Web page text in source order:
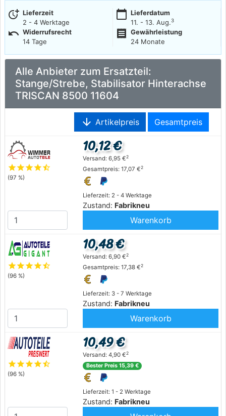
more_time Lieferzeit
2 - 4 Werktage
calendar_today Lieferdatum
11. - 13. Aug.3
undo Widerrufsrecht
14 Tage
receipt
Gewährleistung
24 Monate
Alle Anbieter zum Ersatzteil:
Stange/Strebe, Stabilisator Hinterachse
TRISCAN 8500 11604
arrow_downward Artikelpreis Gesamtpreis
starstarstarstarstar_half
(97 %)
Lieferzeit: 2 - 4 Werktage
Zustand: Fabrikneu
10,12 €
Versand: 6,95 €2
Gesamtpreis: 17,07 €2
Warenkorb
starstarstarstarstar_half
(96 %)
Lieferzeit: 3 - 7 Werktage
Zustand: Fabrikneu
10,48 €
Versand: 6,90 €2
Gesamtpreis: 17,38 €2
Warenkorb
starstarstarstarstar_half
(96 %)
Lieferzeit: 1 - 2 Werktage
Zustand: Fabrikneu
10,49 €
Versand: 4,90 €2
Bester Preis 15,39 €